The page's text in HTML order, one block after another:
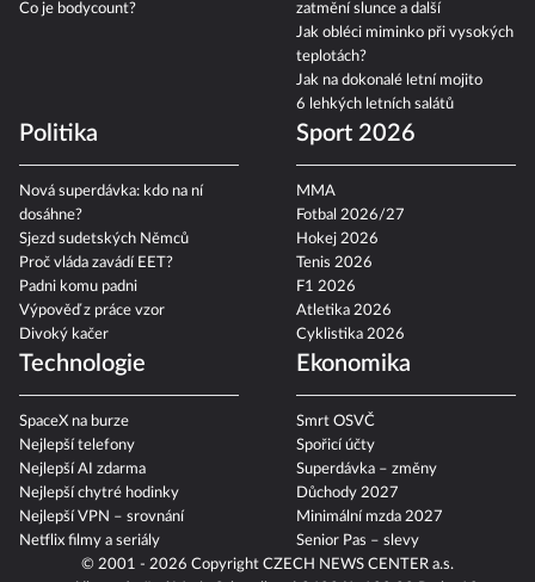
Co je bodycount?
zatmění slunce a další
Jak obléci miminko při vysokých
teplotách?
Jak na dokonalé letní mojito
6 lehkých letních salátů
Politika
Nová superdávka: kdo na ní
dosáhne?
Sjezd sudetských Němců
Proč vláda zavádí EET?
Padni komu padni
Výpověď z práce vzor
Divoký kačer
Sport 2026
MMA
Fotbal 2026/27
Hokej 2026
Tenis 2026
F1 2026
Atletika 2026
Cyklistika 2026
Technologie
SpaceX na burze
Nejlepší telefony
Nejlepší AI zdarma
Nejlepší chytré hodinky
Nejlepší VPN – srovnání
Netflix filmy a seriály
Ekonomika
Smrt OSVČ
Spořicí účty
Superdávka – změny
Důchody 2027
Minimální mzda 2027
Senior Pas – slevy
© 2001 - 2026 Copyright CZECH NEWS CENTER a.s.